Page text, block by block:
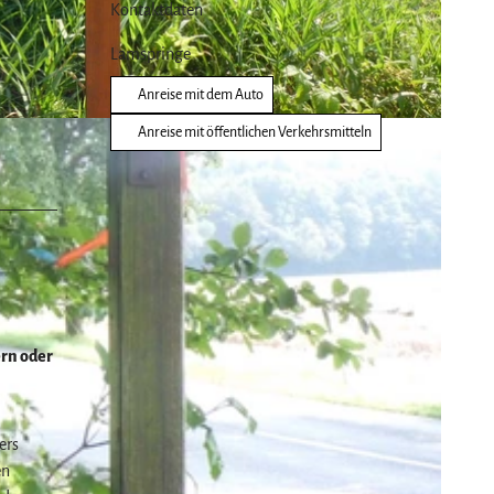
oder
Kontaktdaten
Lamspringe
Anreise mit dem Auto
Anreise mit öffentlichen Verkehrsmitteln